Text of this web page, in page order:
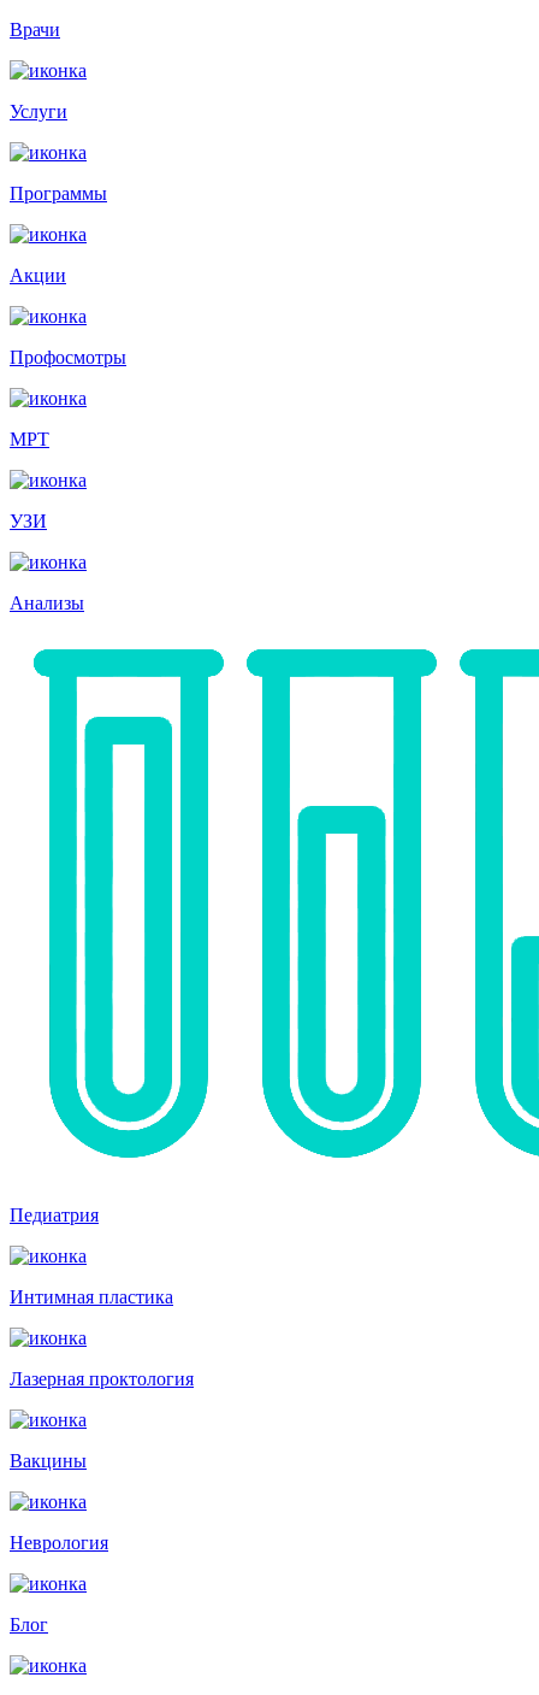
Врачи
Услуги
Программы
Акции
Профосмотры
МРТ
УЗИ
Анализы
Педиатрия
Интимная пластика
Лазерная проктология
Вакцины
Неврология
Блог